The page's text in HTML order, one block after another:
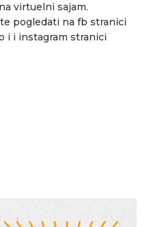
virtuelni sajam.
pogledati na fb stranici
i i instagram stranici